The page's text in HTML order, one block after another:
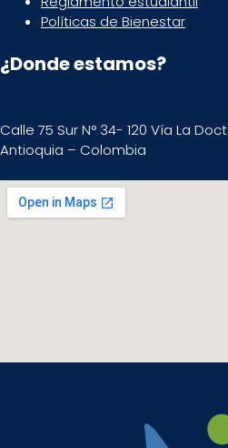
Políticas de Bienestar
¿Donde estamos?
Calle 75 Sur N° 34- 120 Vía La
Antioquia – Colombia